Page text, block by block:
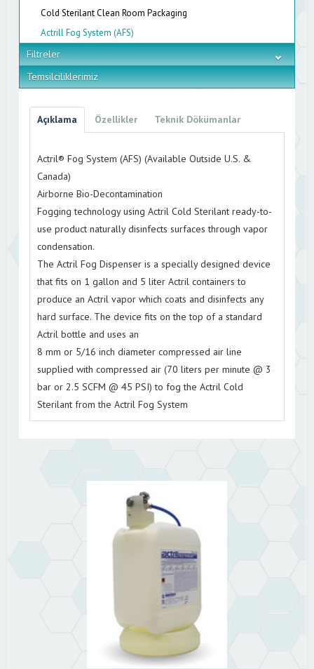
Cold Sterilant Clean Room Packaging
Actrill Fog System (AFS)
Filtreler
Temsilciliklerimiz
Açıklama Özellikler Teknik Dökümanlar
Actril® Fog System (AFS) (Available Outside U.S. &
Canada)
Airborne Bio-Decontamination
Fogging technology using Actril Cold Sterilant ready-to-
use product naturally disinfects surfaces through vapor
condensation.
The Actril Fog Dispenser is a specially designed device
that fits on 1 gallon and 5 liter Actril containers to
produce an Actril vapor which coats and disinfects any
hard surface. The device fits on the top of a standard
Actril bottle and uses an
8 mm or 5/16 inch diameter compressed air line
supplied with compressed air (70 liters per minute @ 3
bar or 2.5 SCFM @ 45 PSI) to fog the Actril Cold
Sterilant from the Actril Fog System